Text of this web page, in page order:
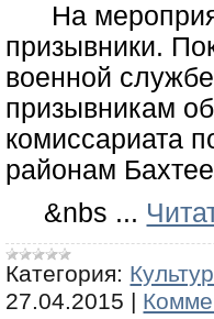
На
призывники.
военной
призывникам
комиссариата
районам
&nbs ...
Категория:
27.04.2015 |